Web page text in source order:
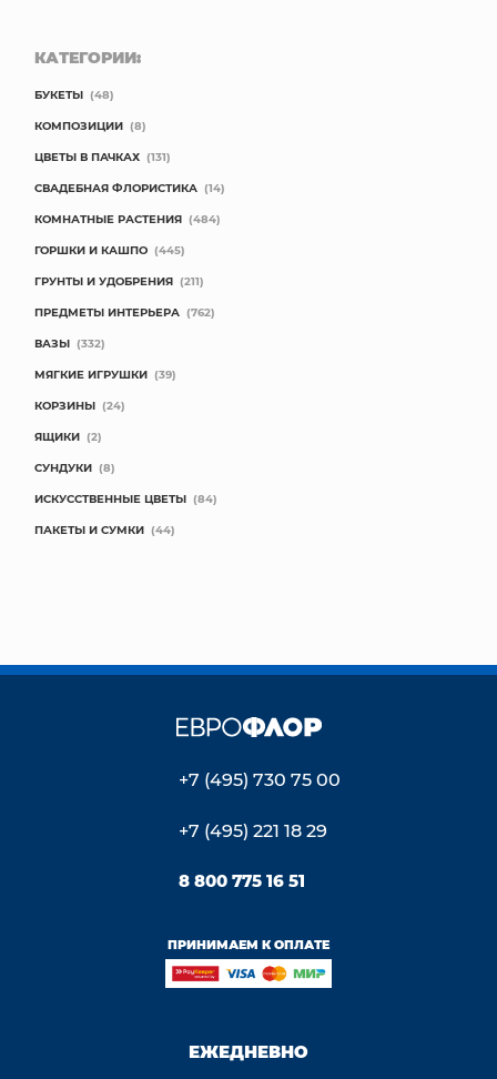
КАТЕГОРИИ:
БУКЕТЫ (48)
КОМПОЗИЦИИ (8)
ЦВЕТЫ В ПАЧКАХ (131)
СВАДЕБНАЯ ФЛОРИСТИКА (14)
КОМНАТНЫЕ РАСТЕНИЯ (484)
ГОРШКИ И КАШПО (445)
ГРУНТЫ И УДОБРЕНИЯ (211)
ПРЕДМЕТЫ ИНТЕРЬЕРА (762)
ВАЗЫ (332)
МЯГКИЕ ИГРУШКИ (39)
КОРЗИНЫ (24)
ЯЩИКИ (2)
СУНДУКИ (8)
ИСКУССТВЕННЫЕ ЦВЕТЫ (84)
ПАКЕТЫ И СУМКИ (44)
+7 (495) 730 75 00
+7 (495) 221 18 29
8 800 775 16 51
ПРИНИМАЕМ К ОПЛАТЕ
ЕЖЕДНЕВНО